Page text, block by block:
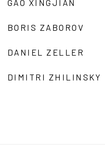
GAO XINGJIAN
BORIS ZABOROV
DANIEL ZELLER
DIMITRI ZHILINSKY